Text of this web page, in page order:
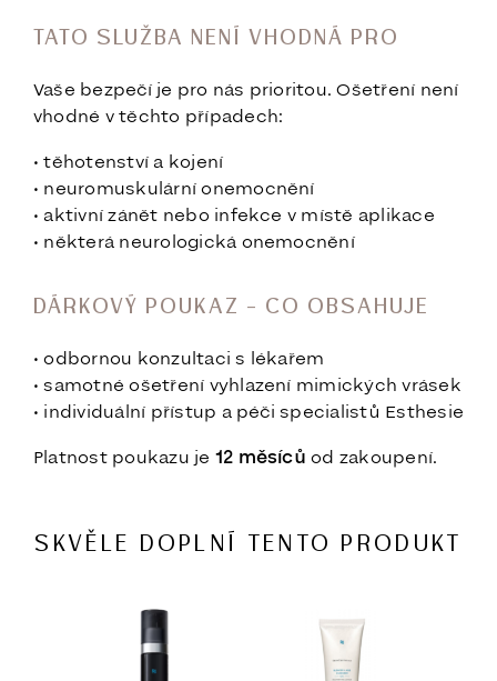
TATO SLUŽBA NENÍ VHODNÁ PRO
Vaše bezpečí je pro nás prioritou. Ošetření není
vhodné v těchto případech:
• těhotenství a kojení
• neuromuskulární onemocnění
• aktivní zánět nebo infekce v místě aplikace
• některá neurologická onemocnění
DÁRKOVÝ POUKAZ – CO OBSAHUJE
• odbornou konzultaci s lékařem
• samotné ošetření vyhlazení mimických vrásek
• individuální přístup a péči specialistů Esthesie
Platnost poukazu je 12 měsícůod zakoupení.
SKVĚLE DOPLNÍ TENTO PRODUKT